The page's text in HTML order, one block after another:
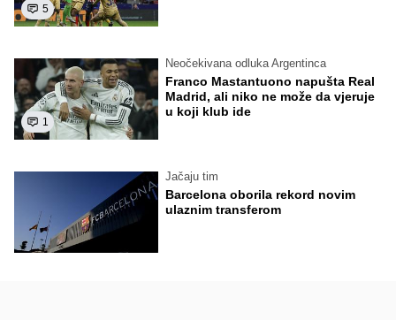
5
1
Neočekivana odluka Argentinca
Franco Mastantuono napušta Real
Madrid, ali niko ne može da vjeruje
u koji klub ide
Jačaju tim
Barcelona oborila rekord novim
ulaznim transferom